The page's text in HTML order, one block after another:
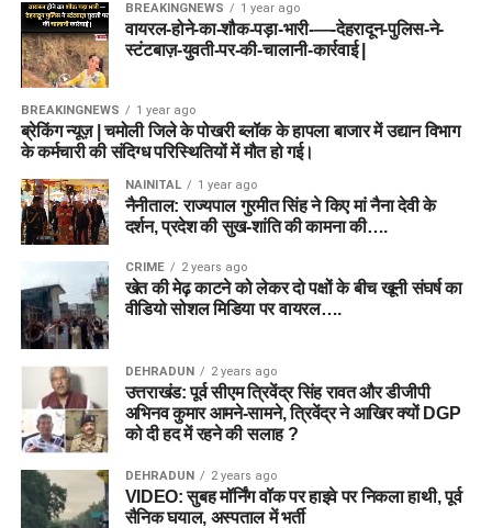
BREAKINGNEWS 1 year ago
वायरल-होने-का-शौक-पड़ा-भारी-—-देहरादून-पुलिस-ने-
स्टंटबाज़-युवती-पर-की-चालानी-कार्रवाई |
BREAKINGNEWS 1 year ago
ब्रेकिंग न्यूज़ | चमोली जिले के पोखरी ब्लॉक के हापला बाजार में उद्यान विभाग
के कर्मचारी की संदिग्ध परिस्थितियों में मौत हो गई।
NAINITAL 1 year ago
नैनीताल: राज्यपाल गुरमीत सिंह ने किए मां नैना देवी के
दर्शन, प्रदेश की सुख-शांति की कामना की….
CRIME 2 years ago
खेत की मेढ़ काटने को लेकर दो पक्षों के बीच खूनी संघर्ष का
वीडियो सोशल मिडिया पर वायरल….
DEHRADUN 2 years ago
उत्तराखंड: पूर्व सीएम त्रिवेंद्र सिंह रावत और डीजीपी
अभिनव कुमार आमने-सामने, त्रिवेंद्र ने आखिर क्यों DGP
को दी हद में रहने की सलाह ?
DEHRADUN 2 years ago
VIDEO: सुबह मॉर्निंग वॉक पर हाइवे पर निकला हाथी, पूर्व
सैनिक घयाल, अस्पताल में भर्ती